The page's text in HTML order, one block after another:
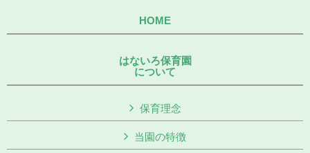
HOME
はないろ保育園
について
保育理念
当園の特徴